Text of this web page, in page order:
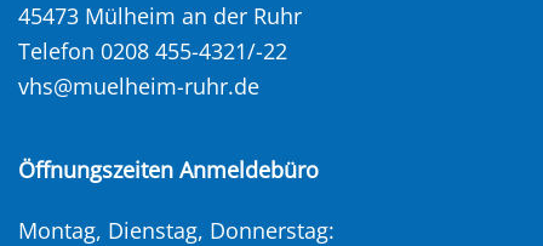
45473 Mülheim an der Ruhr
Telefon 0208 455-4321/-22
vhs@muelheim-ruhr.de
Öffnungszeiten Anmeldebüro
Montag, Dienstag, Donnerstag: